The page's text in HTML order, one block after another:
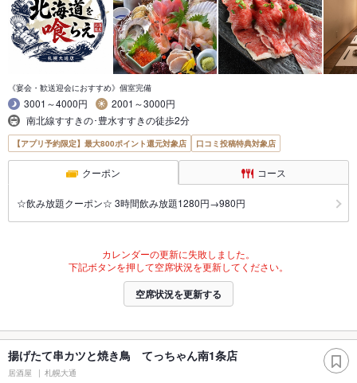
《宴会・歓送迎会におすすめ》個室完備
3001～4000円
2001～3000円
南北線すすきの･豊水すすきの徒歩2分
【アプリ予約限定】最大800ポイント還元対象店 口コミ投稿特典対象店
クーポン コース
☆飲み放題クーポン☆ 3時間飲み放題1280円→980円
カレンダーの更新に失敗しました。
下記ボタンを押して空席状況を更新してください。
空席状況を更新する
揚げたて串カツと焼き鳥 てっちゃん南1条店
居酒屋 札幌大通